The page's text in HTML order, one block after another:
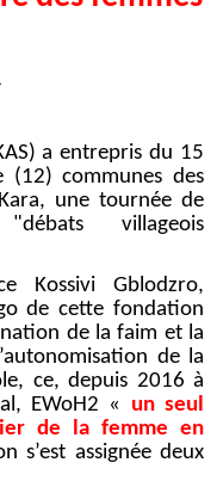
a entrepris du 15
communes des
une tournée de
villageois
Kossivi Gblodzro,
de cette fondation
de la faim et la
de la
ce, depuis 2016 à
EWoH2 «
un seul
de la femme en
s’est assignée deux